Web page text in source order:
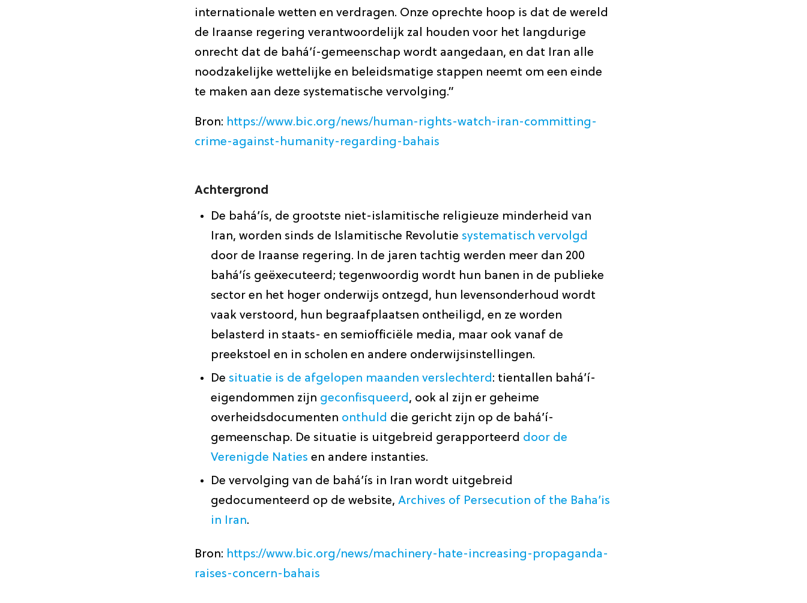
internationale wetten en verdragen. Onze oprechte hoop is dat de wereld
de Iraanse regering verantwoordelijk zal houden voor het langdurige
onrecht dat de bahá’í-gemeenschap wordt aangedaan, en dat Iran alle
noodzakelijke wettelijke en beleidsmatige stappen neemt om een einde
te maken aan deze systematische vervolging.”
Bron: https://www.bic.org/news/human-rights-watch-iran-committing-
crime-against-humanity-regarding-bahais
Achtergrond
De bahá’ís, de grootste niet-islamitische religieuze minderheid van
Iran, worden sinds de Islamitische Revolutie systematisch vervolgd
door de Iraanse regering. In de jaren tachtig werden meer dan 200
bahá’ís geëxecuteerd; tegenwoordig wordt hun banen in de publieke
sector en het hoger onderwijs ontzegd, hun levensonderhoud wordt
vaak verstoord, hun begraafplaatsen ontheiligd, en ze worden
belasterd in staats- en semiofficiële media, maar ook vanaf de
preekstoel en in scholen en andere onderwijsinstellingen.
De situatie is de afgelopen maanden verslechterd: tientallen bahá’í-
eigendommen zijn geconfisqueerd, ook al zijn er geheime
overheidsdocumenten onthuld die gericht zijn op de bahá’í-
gemeenschap. De situatie is uitgebreid gerapporteerd door de
Verenigde Naties en andere instanties.
De vervolging van de bahá’ís in Iran wordt uitgebreid
gedocumenteerd op de website, Archives of Persecution of the Baha’is
in Iran.
Bron: https://www.bic.org/news/machinery-hate-increasing-propaganda-
raises-concern-bahais